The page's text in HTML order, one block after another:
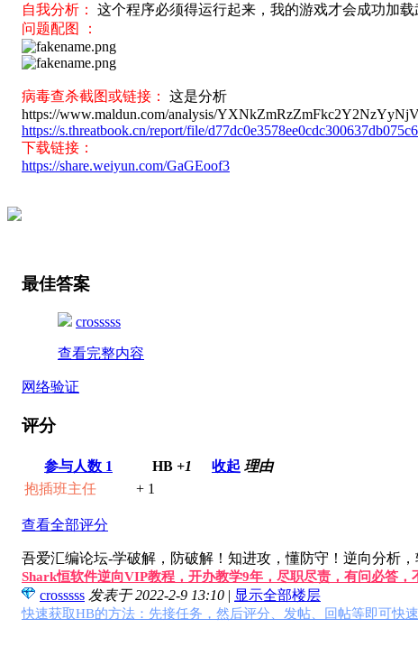
自我分析：
这个程序必须得运行起来，我的游戏才会成功加
问题配图 ：
病毒查杀截图或链接：
这是分析
https://www.maldun.com/analysis/
https://s.threatbook.cn/report/file/
下载链接：
https://share.weiyun.com/GaGEoof3
最佳答案
crosssss
查看完整内容
网络验证
评分
参与人数 1 HB +1 收起 理由
抱插班主任
+ 1
查看全部评分
吾爱汇编论坛-学破解，防破解！知进攻，懂防守！逆向分析
Shark恒软件逆向VIP教程，开办教学9年，尽职尽责，有问必答
crosssss 发表于 2022-2-9 13:10 | 显示全部楼层
快速获取HB的方法：先接任务，然后评分、发帖、回帖等即可快